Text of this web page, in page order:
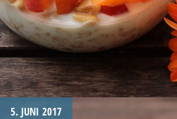
5. JUNI 2017